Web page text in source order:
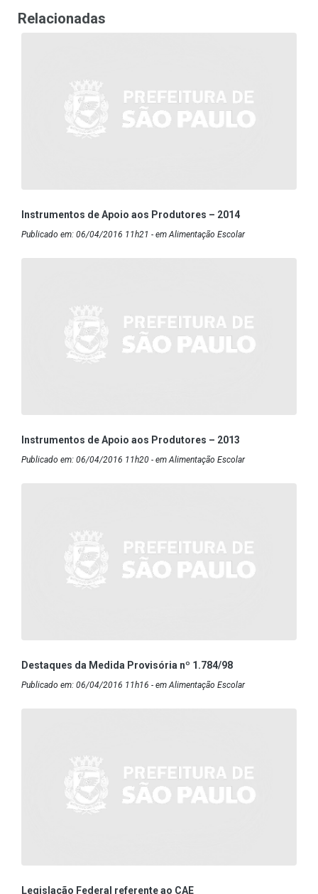
Relacionadas
Instrumentos de Apoio aos Produtores – 2014
Publicado em: 06/04/2016 11h21 - em Alimentação Escolar
Instrumentos de Apoio aos Produtores – 2013
Publicado em: 06/04/2016 11h20 - em Alimentação Escolar
Destaques da Medida Provisória nº 1.784/98
Publicado em: 06/04/2016 11h16 - em Alimentação Escolar
Legislação Federal referente ao CAE